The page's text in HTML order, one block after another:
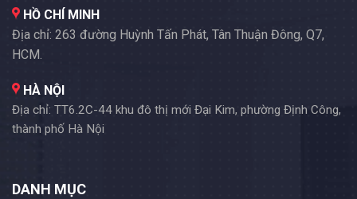
HỒ CHÍ MINH
Địa chỉ: 263 đường Huỳnh Tấn Phát, Tân Thuận Đông, Q7,
HCM.
HÀ NỘI
Địa chỉ: TT6.2C-44 khu đô thị mới Đại Kim, phường Định Công,
thành phố Hà Nội
DANH MỤC